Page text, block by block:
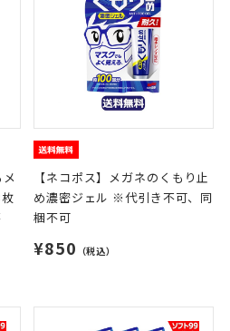
【ネコポス】メガネのくもり止
め濃密ジェル ※代引き不可、同
梱不可
¥850 （税込）